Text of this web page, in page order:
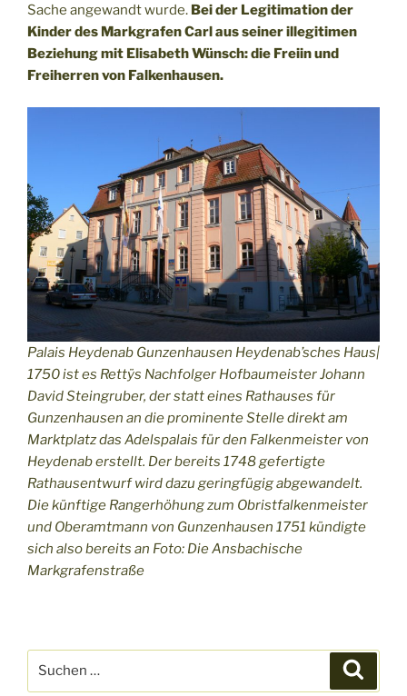
Sache angewandt wurde. Bei der Legitimation der
Kinder des Markgrafen Carl aus seiner illegitimen
Beziehung mit Elisabeth Wünsch: die Freiin und
Freiherren von Falkenhausen.
Palais Heydenab Gunzenhausen Heydenab’sches Haus|
1750 ist es Rettÿs Nachfolger Hofbaumeister Johann
David Steingruber, der statt eines Rathauses für
Gunzenhausen an die prominente Stelle direkt am
Marktplatz das Adelspalais für den Falkenmeister von
Heydenab erstellt. Der bereits 1748 gefertigte
Rathausentwurf wird dazu geringfügig abgewandelt.
Die künftige Rangerhöhung zum Obristfalkenmeister
und Oberamtmann von Gunzenhausen 1751 kündigte
sich also bereits an Foto: Die Ansbachische
Markgrafenstraße
nach: